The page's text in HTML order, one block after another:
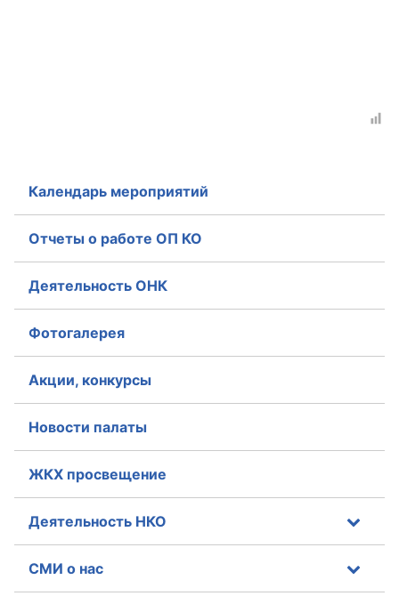
Календарь мероприятий
Отчеты о работе ОП КО
Деятельность ОНК
Фотогалерея
Акции, конкурсы
Новости палаты
ЖКХ просвещение
Деятельность НКО
СМИ о нас